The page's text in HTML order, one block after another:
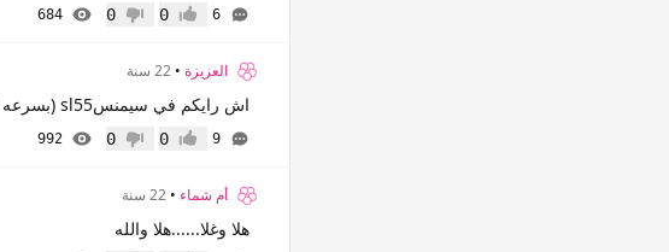
6 إعجاب0 عدم إعجاب
0
684
العزيزة• 22 سنة
اش رايكم في سيمنسsl55 (بسرعه الله لايحرمني منكم)
9 إعجاب0 عدم إعجاب
0
992
أم شماء • 22 سنة
هلا وغلا......هلا والله